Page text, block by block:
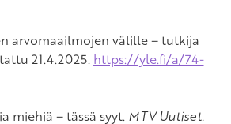
arvomaailmojen välille – tutkija
21.4.2025. https://yle.fi/a/74-
miehiä – tässä syyt. MTV Uutiset.